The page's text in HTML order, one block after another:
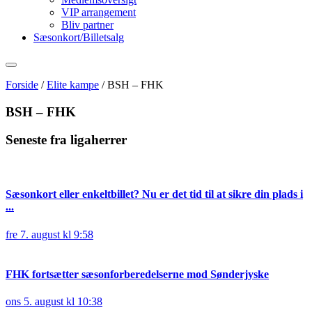
VIP arrangement
Bliv partner
Sæsonkort/Billetsalg
Forside /Elite kampe /BSH – FHK
BSH – FHK
Seneste fra ligaherrer
Sæsonkort eller enkeltbillet? Nu er det tid til at sikre din plads i
...
fre 7. august kl 9:58
FHK fortsætter sæsonforberedelserne mod Sønderjyske
ons 5. august kl 10:38